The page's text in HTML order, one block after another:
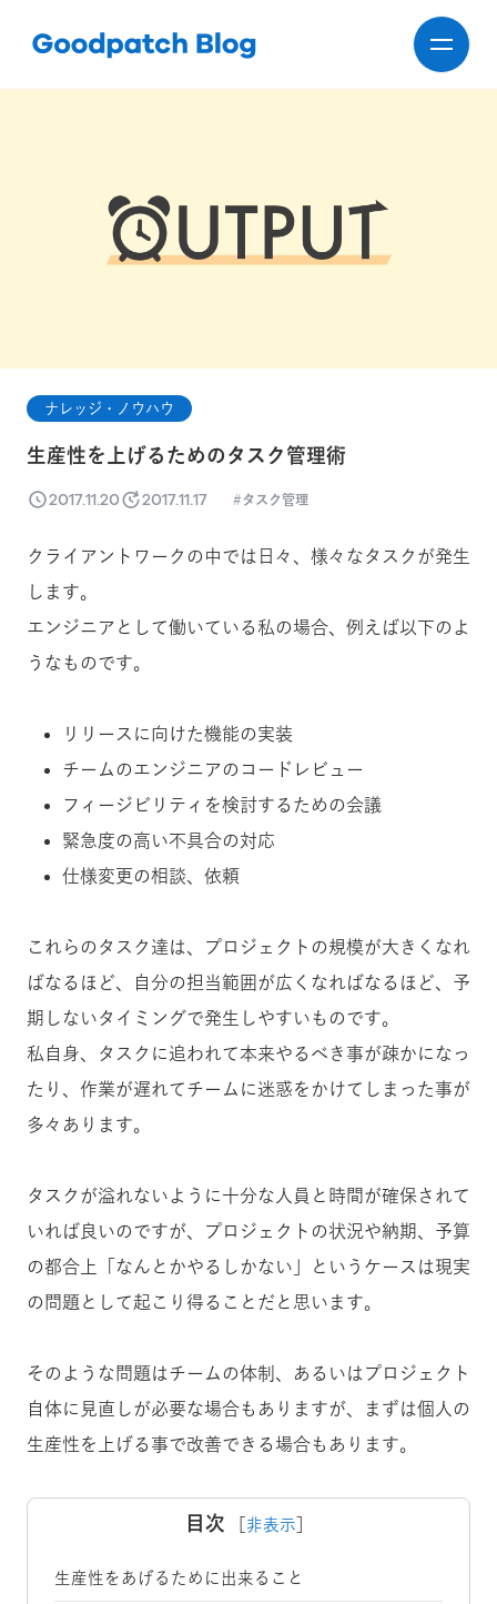
ナレッジ・ノウハウ
生産性を上げるためのタスク管理術
2017.11.20 2017.11.17 タスク管理
クライアントワークの中では日々、様々なタスクが発生
します。
エンジニアとして働いている私の場合、例えば以下のよ
うなものです。
リリースに向けた機能の実装
チームのエンジニアのコードレビュー
フィージビリティを検討するための会議
緊急度の高い不具合の対応
仕様変更の相談、依頼
これらのタスク達は、プロジェクトの規模が大きくなれ
ばなるほど、自分の担当範囲が広くなればなるほど、予
期しないタイミングで発生しやすいものです。
私自身、タスクに追われて本来やるべき事が疎かになっ
たり、作業が遅れてチームに迷惑をかけてしまった事が
多々あります。
タスクが溢れないように十分な人員と時間が確保されて
いれば良いのですが、プロジェクトの状況や納期、予算
の都合上「なんとかやるしかない」というケースは現実
の問題として起こり得ることだと思います。
そのような問題はチームの体制、あるいはプロジェクト
自体に見直しが必要な場合もありますが、まずは個人の
生産性を上げる事で改善できる場合もあります。
目次 非表示
生産性をあげるために出来ること